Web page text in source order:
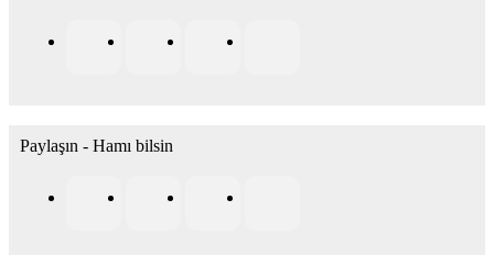
Paylaşın - Hamı bilsin